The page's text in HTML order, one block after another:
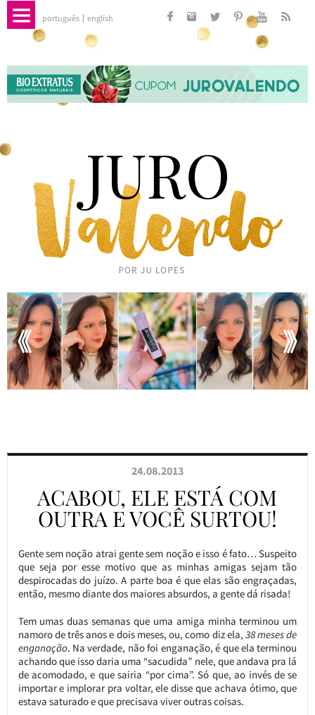
português english
24.08.2013
ACABOU, ELE ESTÁ COM
OUTRA E VOCÊ SURTOU!
Gente sem noção atrai gente sem noção e isso é fato… Suspeito
que seja por esse motivo que as minhas amigas sejam tão
despirocadas do juízo. A parte boa é que elas são engraçadas,
então, mesmo diante dos maiores absurdos, a gente dá risada!
Tem umas duas semanas que uma amiga minha terminou um
namoro de três anos e dois meses, ou, como diz ela, 38 meses de
enganação. Na verdade, não foi enganação, é que ela terminou
achando que isso daria uma “sacudida” nele, que andava pra lá
de acomodado, e que sairia “por cima”. Só que, ao invés de se
importar e implorar pra voltar, ele disse que achava ótimo, que
estava saturado e que precisava viver outras coisas.